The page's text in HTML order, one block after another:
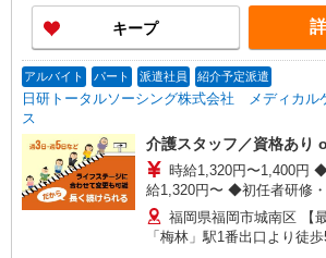
り）
をお選び下さい！！
キープ
アルバイト パート 派遣社員 紹介予定派遣
日研トータルソーシング株式会社 メディカル
ス
介護スタッフ／資格あり
時給1,320円〜1,400円 ◆無資格・経験者：時
給1,320円〜 ◆初任者研修
円〜 ◆初任者研修・経験
護福祉士：時給1,400円〜 ※経験者は3ヶ月以上 ※
給与幅は経験・能力による ★週払いOK（規定あ
福岡県福岡市城南区 【
「梅林」駅1番出口より徒歩5分 ★勤務地は